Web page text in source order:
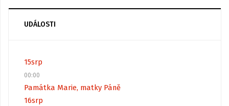
UDÁLOSTI
15srp
00:00
Památka Marie, matky Páně
16srp